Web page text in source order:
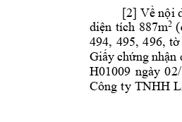
[2] Về nội
diện tích 887m2
494, 495, 496, tờ
Giấy chứng nhận
H01009 ngày
Công ty TNHH